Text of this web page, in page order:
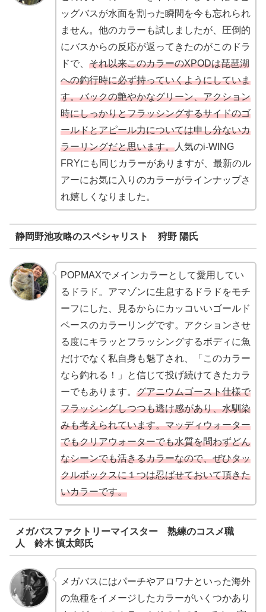
ッグバスが水面を割った瞬間を今も忘れられ
ません。他のカラーも試しましたが、圧倒的
にバスからの反応が返ってきたのがこのドラ
ドで、 それ以来このカラーのXPODは琵琶湖
への釣行時に必ず持っていくようにしていま
す。バックの艶やかなグリーン、アクション
時にしっかりとフラッシングするサイドのゴ
ールドとアピール力については申し分ないカ
ラーリングだと思います。人気のi-WING
FRYにも同じカラーがありますが、最新のル
アーにお気に入りのカラーがラインナップさ
れ嬉しくなりました。
静岡野池攻略のスペシャリスト 狩野 陽氏
POPMAXでメインカラーとして愛用してい
るドラド。アマゾンに生息するドラドをモチ
ーフにした、見るからにカッコいいゴールド
ベースのカラーリングです。アクションさせ
る度にキラッとフラッシングするボディに魚
だけでなく私自身も魅了され、「このカラー
なら釣れる！」と信じて投げ続けてきたカラ
ーでもあります。 グアニウムゴースト仕様で
フラッシングしつつも透け感があり、水馴染
みも考えられています。マッディウォーター
でもクリアウォーターでも水質を問わずどん
なシーンでも活きるカラーなので、ぜひタッ
クルボックスに１つは忍ばせておいて頂きた
いカラーです。
メガバスファクトリーマイスター 熟練のコスメ職
人 鈴木 慎太郎氏
メガバスにはパーチやアロワナといった海外
の魚種をイメージしたカラーがいくつかあり